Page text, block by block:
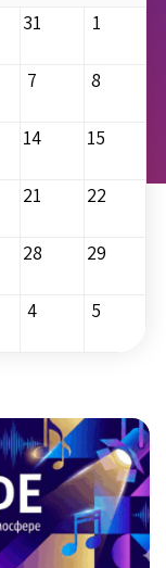
31 1
7 8
14 15
21 22
28 29
4 5